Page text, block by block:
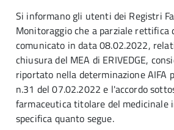
Si informano gli utenti dei Registri
Monitoraggio che a parziale rettifica
comunicato in data 08.02.2022,
chiusura del MEA di ERIVEDGE,
riportato nella determinazione AIFA
n.31 del 07.02.2022 e l'accordo
farmaceutica titolare del medicinale
specifica quanto segue.